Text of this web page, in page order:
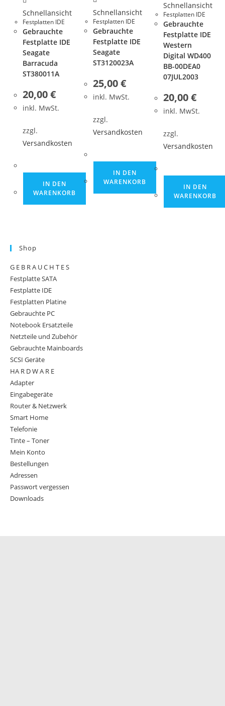
Schnellansicht
Festplatten IDE
Gebrauchte
Festplatte IDE
Seagate
Barracuda
ST380011A
20,00€
inkl. MwSt.
zzgl.
Versandkosten
IN DEN
WARENKORB
Schnellansicht
Festplatten IDE
Gebrauchte
Festplatte IDE
Seagate
ST3120023A
25,00€
inkl. MwSt.
zzgl.
Versandkosten
IN DEN
WARENKORB
Schnellansicht
Festplatten IDE
Gebrauchte
Festplatte IDE
Western
Digital WD400
BB-00DEA0
07JUL2003
20,00€
inkl. MwSt.
zzgl.
Versandkosten
IN DEN
WARENKORB
Shop
G E B R A U C H T E S
Festplatte SATA
Festplatte IDE
Festplatten Platine
Gebrauchte PC
Notebook Ersatzteile
Netzteile und Zubehör
Gebrauchte Mainboards
SCSI Geräte
HA R D W A R E
Adapter
Eingabegeräte
Router & Netzwerk
Smart Home
Telefonie
Tinte – Toner
Mein Konto
Bestellungen
Adressen
Passwort vergessen
Downloads